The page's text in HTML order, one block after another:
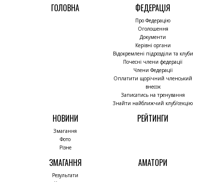
ГОЛОВНА ФЕДЕРАЦІЯ
Про Федерацію
Оголошення
Документи
Керівні органи
Відокремлені підрозділи та клуби
Почесні члени федерації
Члени Федерації
Оплатити щорічний членський
внесок
Записатись на тренування
Знайти найближчий клуб/секцію
НОВИНИ
Змагання
Фото
Різне
РЕЙТИНГИ
ЗМАГАННЯ
Результати
АМАТОРИ